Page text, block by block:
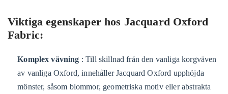
Viktiga egenskaper hos Jacquard Oxford
Fabric:
Komplex vävning : Till skillnad från den vanliga korgväven
av vanliga Oxford, innehåller Jacquard Oxford upphöjda
mönster, såsom blommor, geometriska motiv eller abstrakta